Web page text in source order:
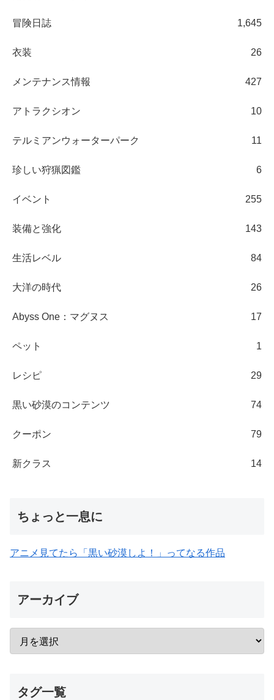
冒険日誌 1,645
衣装 26
メンテナンス情報 427
アトラクシオン 10
テルミアンウォーターパーク 11
珍しい狩猟図鑑 6
イベント 255
装備と強化 143
生活レベル 84
大洋の時代 26
Abyss One：マグヌス 17
ペット 1
レシピ 29
黒い砂漠のコンテンツ 74
クーポン 79
新クラス 14
ちょっと一息に
アニメ見てたら「黒い砂漠しよ！」ってなる作品
アーカイブ
タグ一覧